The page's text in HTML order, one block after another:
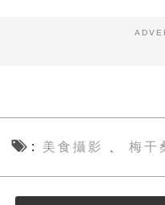
美食攝影 梅干